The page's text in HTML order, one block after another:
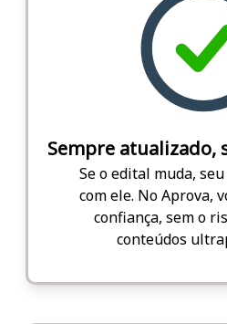
Sempre atualizado,
Se o edital muda,
com ele. No Aprova,
confiança, sem o
conteúdos